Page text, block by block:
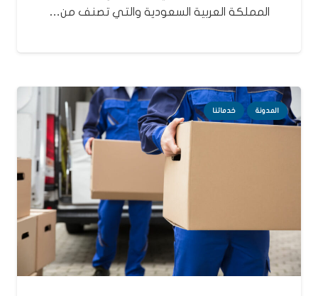
المملكة العربية السعودية والتي تصنف من…
المدونة خدماتنا